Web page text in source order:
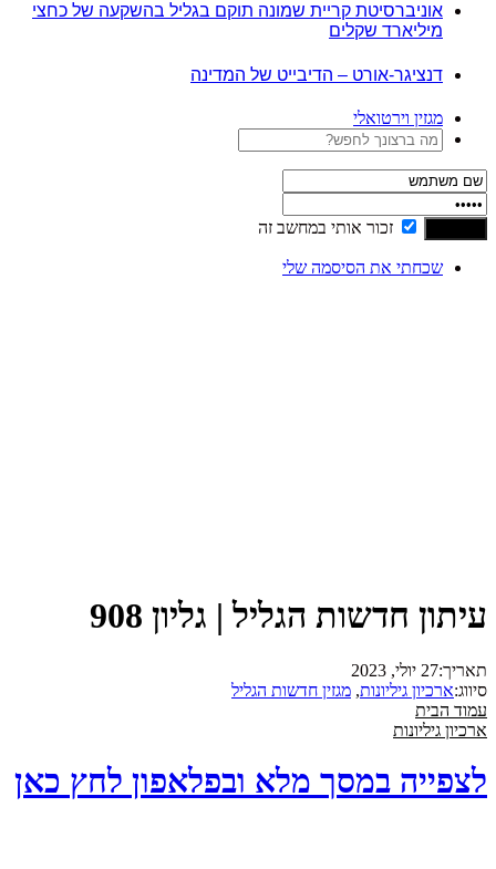
אוניברסיטת קריית שמונה תוקם בגליל בהשקעה של כחצי
מיליארד שקלים
דנציגר-אורט – הדיבייט של המדינה
מגזין וירטואלי
זכור אותי במחשב זה
שכחתי את הסיסמה שלי
עיתון חדשות הגליל | גליון 908
תאריך:27 יולי, 2023
סיווג:ארכיון גיליונות, מגזין חדשות הגליל
עמוד הבית
ארכיון גיליונות
לצפייה במסך מלא ובפלאפון לחץ כאן